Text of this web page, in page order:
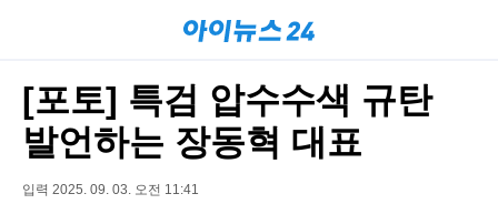
[포토] 특검 압수수색 규탄
발언하는 장동혁 대표
입력 2025. 09. 03. 오전 11:41